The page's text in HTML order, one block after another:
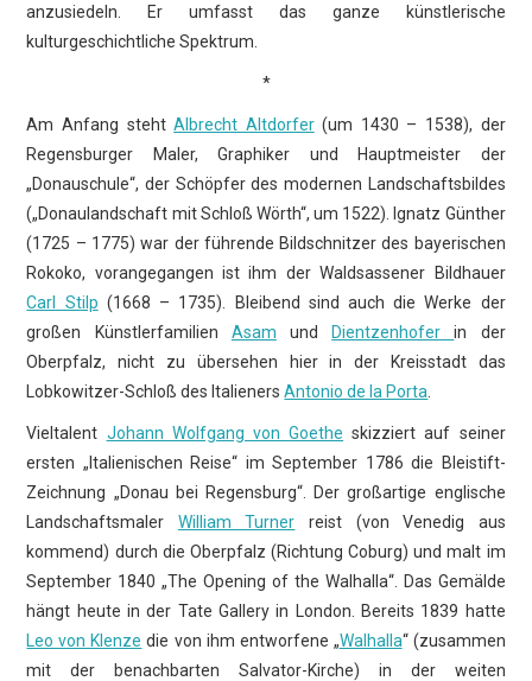
anzusiedeln. Er umfasst das ganze künstlerische
kulturgeschichtliche Spektrum.
*
Am Anfang stehtAlbrecht Altdorfer(um 1430 – 1538), der
Regensburger Maler, Graphiker und Hauptmeister der
„Donauschule“, der Schöpfer des modernen Landschaftsbildes
(„Donaulandschaft mit Schloß Wörth“, um 1522). Ignatz Günther
(1725 – 1775) war der führende Bildschnitzer des bayerischen
Rokoko, vorangegangen ist ihm der Waldsassener Bildhauer
Carl Stilp (1668 – 1735). Bleibend sind auch die Werke der
großen Künstlerfamilien Asam und Dientzenhoferin der
Oberpfalz, nicht zu übersehen hier in der Kreisstadt das
Lobkowitzer-Schloß des ItalienersAntonio de la Porta
Vieltalent Johann Wolfgang von Goethe skizziert auf seiner
ersten „Italienischen Reise“ im September 1786 die Bleistift-
Zeichnung „Donau bei Regensburg“. Der großartige englische
Landschaftsmaler William Turner reist (von Venedig aus
kommend) durch die Oberpfalz (Richtung Coburg) und malt im
September 1840 „The Opening of the Walhalla“. Das Gemälde
hängt heute in der Tate Gallery in London. Bereits 1839 hatte
Leo von Klenze die von ihm entworfene „Walhalla“ (zusammen
mit der benachbarten Salvator-Kirche) in der weiten